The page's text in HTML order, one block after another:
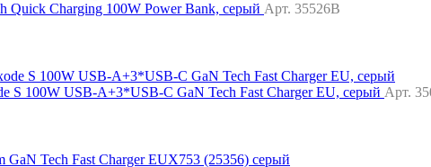
Charging 100W Power Bank, серый Арт. 35526B
S 100W USB-A+3*USB-C GaN Tech Fast Charger EU, серый Арт.